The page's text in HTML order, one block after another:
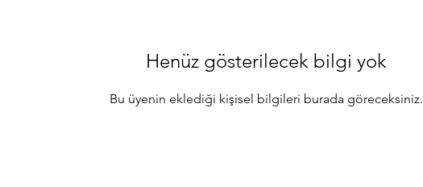
Henüz gösterilecek bilgi yok
Bu üyenin eklediği kişisel bilgileri burada göreceksiniz.